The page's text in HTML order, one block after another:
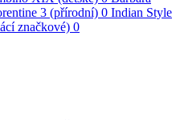
3 (přírodní) 0 Indian Style
značkové) 0